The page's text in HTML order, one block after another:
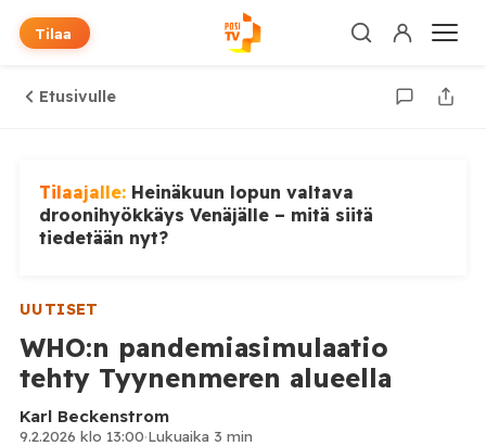
Tilaa
Etusivulle
Tilaajalle: Heinäkuun lopun valtava
droonihyökkäys Venäjälle – mitä siitä
tiedetään nyt?
UUTISET
WHO:n pandemiasimulaatio
tehty Tyynenmeren alueella
Karl Beckenstrom
9.2.2026 klo 13:00·Lukuaika 3 min